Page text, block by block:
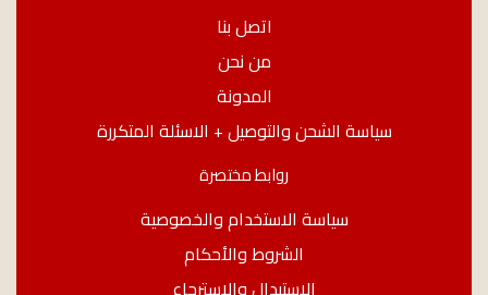
اتصل بنا
من نحن
المدونة
سياسة الشحن والتوصيل + الاسئلة المتكررة
روابط مختصرة
سياسة الاستخدام والخصوصية
الشروط والأحكام